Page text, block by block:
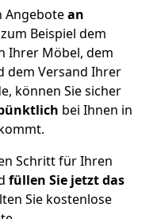
Angebotean
Beispiel dem
Ihrer Möbel, dem
dem Versand Ihrer
können Sie sicher
bei Ihnen in
Schritt für Ihren
füllen Sie jetzt das
Sie kostenlose